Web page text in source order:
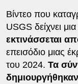
Βίντεο που
USGS δείχνει μια
εκτινάσσεται
επεισόδιο μιας
του 2024. Τα